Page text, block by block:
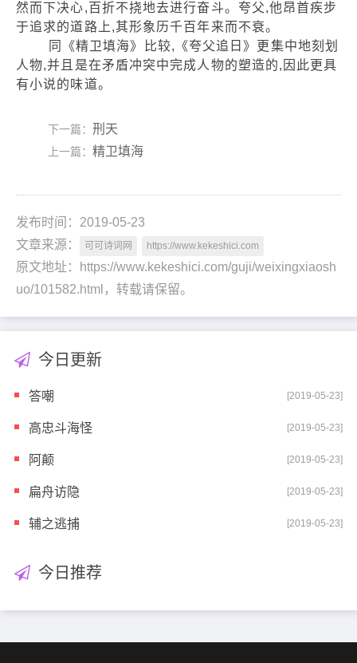
然而下决心,百折不挠地去进行奋斗。夸父,他昂首疾步
于追求的道路上,其形象历千百年来而不衰。
同《精卫填海》比较,《夸父追日》更集中地刻划
人物,并且是在矛盾冲突中完成人物的塑造的,因此更具
有小说的味道。
下一篇： 刑天
上一篇： 精卫填海
发布时间：2019-05-23
文章来源：
可可诗词网 https://www.kekeshici.com
原文地址：https://www.kekeshici.com/guji/weixingxiaosh
uo/101582.html，转载请保留。
今日更新
答嘲 [2019-05-23]
高忠斗海怪 [2019-05-23]
阿颠 [2019-05-23]
扁舟访隐 [2019-05-23]
辅之逃捕 [2019-05-23]
今日推荐